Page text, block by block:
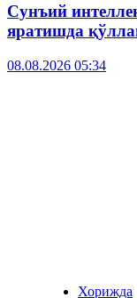
Сунъий
яратишда
08.08.2026 05:34
Хорижда